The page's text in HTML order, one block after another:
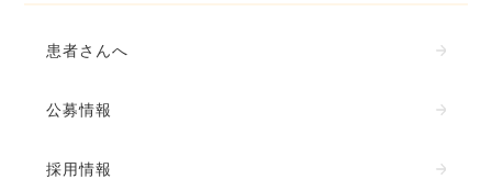
患者さんへ
公募情報
採用情報